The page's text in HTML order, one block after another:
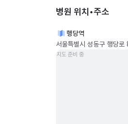
병원 위치•주소
행당역
서울특별시 성동구 행당
지도 준비 중